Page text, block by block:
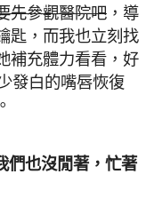
先參觀醫院吧 ，導
匙，而我也立刻找
補充體力看看，好
發白的嘴唇恢復
們也沒閒著，忙著